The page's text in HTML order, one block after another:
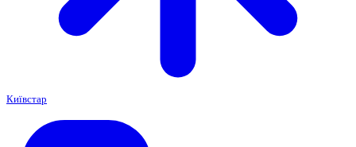
Київстар